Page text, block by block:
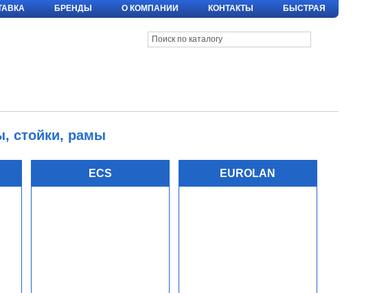
БРЕНДЫ О КОМПАНИИ КОНТАКТЫ БЫСТРАЯ
стойки, рамы
ECS EUROLAN